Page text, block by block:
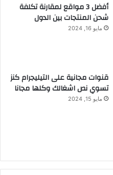
أفضل 3 مواقع لمقارنة تكلفة
شحن المنتجات بين الدول
مايو 16, 2024
قنوات مجانية على التيليجرام كنز
تسوي نص اشغالك وكلها مجانا
مايو 15, 2024